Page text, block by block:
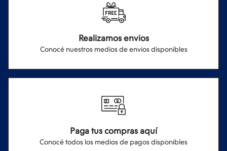
Realizamos envios
Conocé nuestros medios de envios disponibles
Paga tus compras aquí
Conocé todos los medios de pagos disponibles